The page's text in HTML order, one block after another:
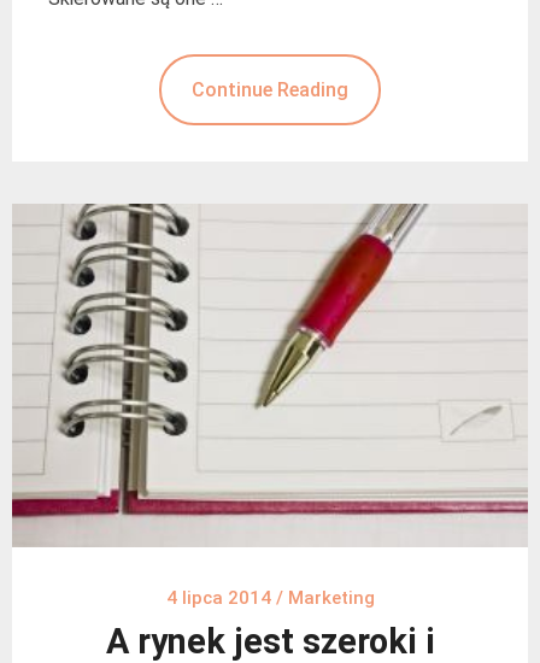
Continue Reading
4 lipca 2014/ Marketing
A rynek jest szeroki i